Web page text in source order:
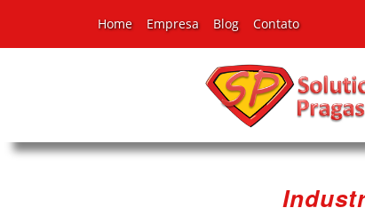
Home Empresa Blog Contato